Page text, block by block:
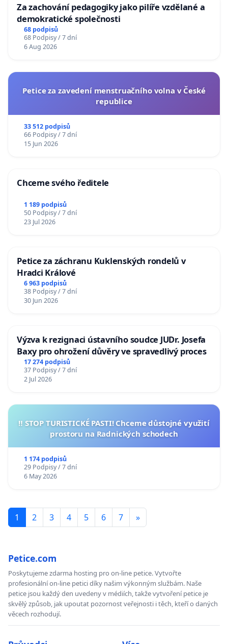
Za zachování pedagogiky jako pilíře vzdělané a
demokratické společnosti
68 podpisů
68 Podpisy / 7 dní
6 Aug 2026
Petice za zavedení menstruačního volna v České
republice
33 512 podpisů
66 Podpisy / 7 dní
15 Jun 2026
Chceme svého ředitele
1 189 podpisů
50 Podpisy / 7 dní
23 Jul 2026
Petice za záchranu Kuklenských rondelů v
Hradci Králové
6 963 podpisů
38 Podpisy / 7 dní
30 Jun 2026
Výzva k rezignaci ústavního soudce JUDr. Josefa
Baxy pro ohrožení důvěry ve spravedlivý proces
17 274 podpisů
37 Podpisy / 7 dní
2 Jul 2026
‼️ STOP TURISTICKÉ PASTI! Chceme důstojné využití
prostoru na Radnických schodech
1 174 podpisů
29 Podpisy / 7 dní
6 May 2026
1 2 3 4 5 6 7 »
Petice.com
Poskytujeme zdarma hosting pro on-line petice. Vytvořte
profesionální on-line petici díky našim výkonným službám. Naše
petice jsou každý den uvedeny v médiích, takže vytvoření petice je
skvělý způsob, jak upoutat pozornost veřejnosti i těch, kteří o daných
věcech rozhodují.